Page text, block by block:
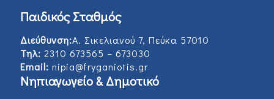
Παιδικός Σταθμός
Διεύθυνση:Α. Σικελιανού 7, Πεύκα 57010
Τηλ: 2310 673565 – 673030
Email: nipia@fryganiotis.gr
Νηπιαγωγείο & Δημοτικό